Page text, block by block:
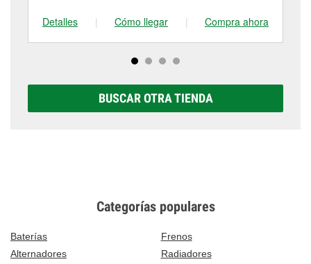
Detalles
| Cómo llegar | Compra ahora
BUSCAR OTRA TIENDA
Categorías populares
Baterías
Frenos
Alternadores
Radiadores